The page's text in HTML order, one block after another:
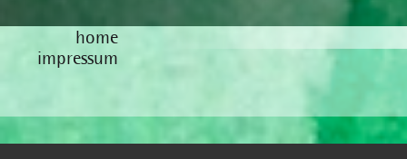
home
impressum